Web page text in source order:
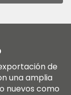
de
una amplia
nuevos como